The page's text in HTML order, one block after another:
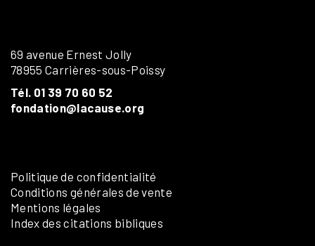
69 avenue Ernest Jolly
78955 Carrières-sous-Poissy
Tél. 01 39 70 60 52
fondation@lacause.org
Politique de confidentialité
Conditions générales de vente
Mentions légales
Index des citations bibliques